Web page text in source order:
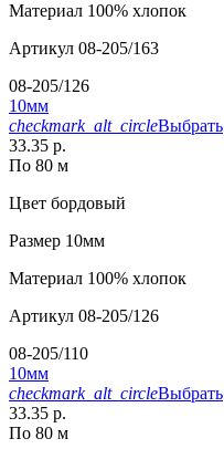
Материал 100% хлопок
Артикул 08-205/163
08-205/126
10мм
checkmark_alt_circleВыбрать
33.35 р.
По 80 м
Цвет бордовый
Размер 10мм
Материал 100% хлопок
Артикул 08-205/126
08-205/110
10мм
checkmark_alt_circleВыбрать
33.35 р.
По 80 м